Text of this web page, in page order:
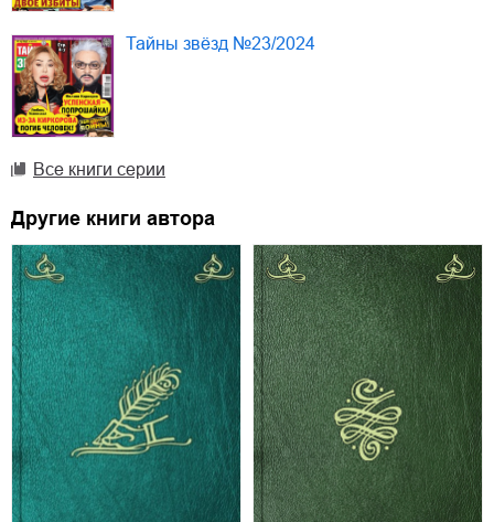
Тайны звёзд №23/2024
Все книги серии
Другие книги автора